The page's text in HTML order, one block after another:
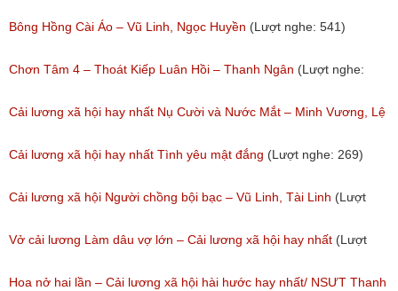
Bông Hồng Cài Áo – Vũ Linh, Ngọc Huyền (Lượt nghe: 541)
Chơn Tâm 4 – Thoát Kiếp Luân Hồi – Thanh Ngân (Lượt nghe:
267)
Cải lương xã hội hay nhất Nụ Cười và Nước Mắt – Minh Vương, Lệ
Thủy
(Lượt nghe: 776)
Cải lương xã hội hay nhất Tình yêu mật đắng (Lượt nghe: 269)
Cải lương xã hội Người chồng bội bạc – Vũ Linh, Tài Linh (Lượt
nghe: 475)
Vở cải lương Làm dâu vợ lớn – Cải lương xã hội hay nhất (Lượt
nghe: 383)
Hoa nở hai lần – Cải lương xã hội hài hước hay nhất/ NSƯT Thanh